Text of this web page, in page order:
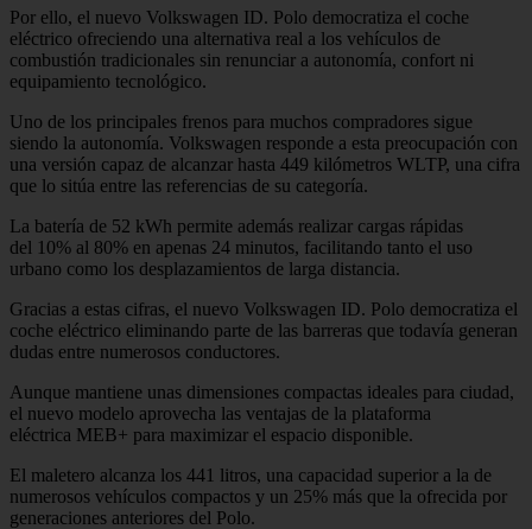
Por ello, el nuevo Volkswagen ID. Polo democratiza el coche
eléctrico ofreciendo una alternativa real a los vehículos de
combustión tradicionales sin renunciar a autonomía, confort ni
equipamiento tecnológico.
Uno de los principales frenos para muchos compradores sigue
siendo la autonomía. Volkswagen responde a esta preocupación con
una versión capaz de alcanzar hasta 449 kilómetros WLTP, una cifra
que lo sitúa entre las referencias de su categoría.
La batería de 52 kWh permite además realizar cargas rápidas
del 10% al 80% en apenas 24 minutos, facilitando tanto el uso
urbano como los desplazamientos de larga distancia.
Gracias a estas cifras, el nuevo Volkswagen ID. Polo democratiza el
coche eléctrico eliminando parte de las barreras que todavía generan
dudas entre numerosos conductores.
Aunque mantiene unas dimensiones compactas ideales para ciudad,
el nuevo modelo aprovecha las ventajas de la plataforma
eléctrica MEB+ para maximizar el espacio disponible.
El maletero alcanza los 441 litros, una capacidad superior a la de
numerosos vehículos compactos y un 25% más que la ofrecida por
generaciones anteriores del Polo.